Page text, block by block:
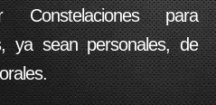
Constelaciones para
ya sean personales, de